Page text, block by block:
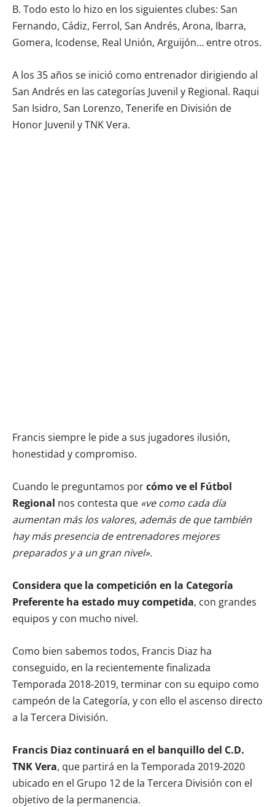
B. Todo esto lo hizo en los siguientes clubes: San
Fernando, Cádiz, Ferrol, San Andrés, Arona, Ibarra,
Gomera, Icodense, Real Unión, Arguijón… entre otros.
A los 35 años se inició como entrenador dirigiendo al
San Andrés en las categorías Juvenil y Regional. Raqui
San Isidro, San Lorenzo, Tenerife en División de
Honor Juvenil y TNK Vera.
Francis siempre le pide a sus jugadores ilusión,
honestidad y compromiso.
Cuando le preguntamos porcómo ve el Fútbol
Regional nos contesta que «ve como cada día
aumentan más los valores, además de que también
hay más presencia de entrenadores mejores
preparados y a un gran nivel».
Considera que la competición en la Categoría
Preferente ha estado muy competida, con grandes
equipos y con mucho nivel.
Como bien sabemos todos, Francis Diaz ha
conseguido, en la recientemente finalizada
Temporada 2018-2019, terminar con su equipo como
campeón de la Categoría, y con ello el ascenso directo
a la Tercera División.
Francis Diaz continuará en el banquillo del C.D.
TNK Vera, que partirá en la Temporada 2019-2020
ubicado en el Grupo 12 de la Tercera División con el
objetivo de la permanencia.